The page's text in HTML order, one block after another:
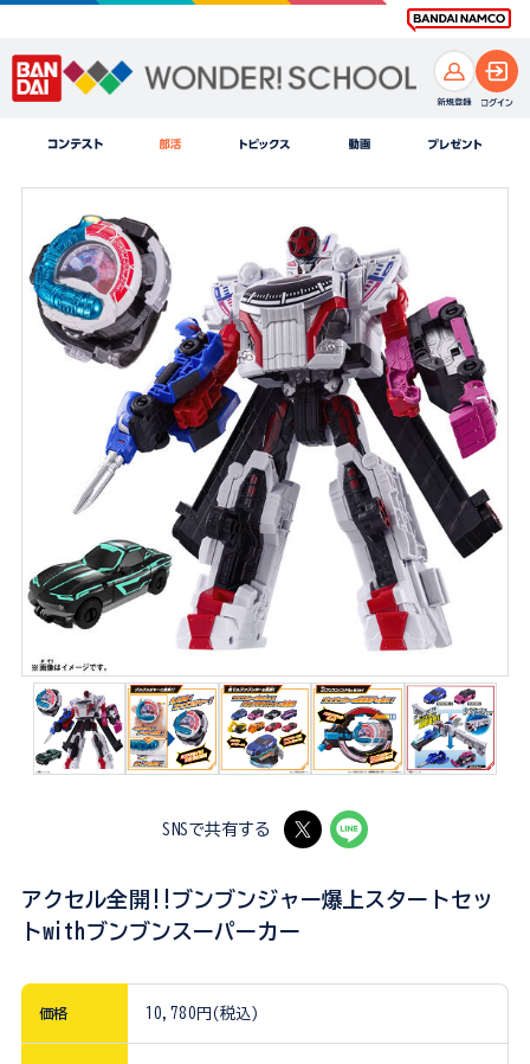
SNSで共有する
アクセル全開!!ブンブンジャー爆上スタートセッ
トwithブンブンスーパーカー
価格 10,780円(税込)